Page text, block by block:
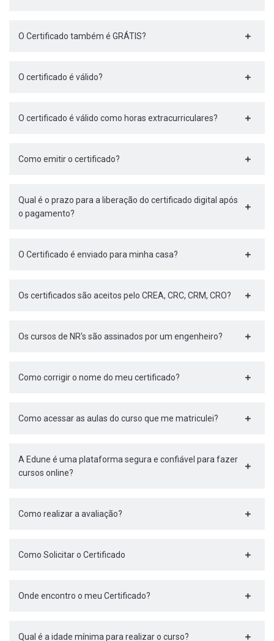
O Certificado também é GRÁTIS?
O certificado é válido?
O certificado é válido como horas extracurriculares?
Como emitir o certificado?
Qual é o prazo para a liberação do certificado digital após
o pagamento?
O Certificado é enviado para minha casa?
Os certificados são aceitos pelo CREA, CRC, CRM, CRO?
Os cursos de NR's são assinados por um engenheiro?
Como corrigir o nome do meu certificado?
Como acessar as aulas do curso que me matriculei?
A Edune é uma plataforma segura e confiável para fazer
cursos online?
Como realizar a avaliação?
Como Solicitar o Certificado
Onde encontro o meu Certificado?
Qual é a idade mínima para realizar o curso?